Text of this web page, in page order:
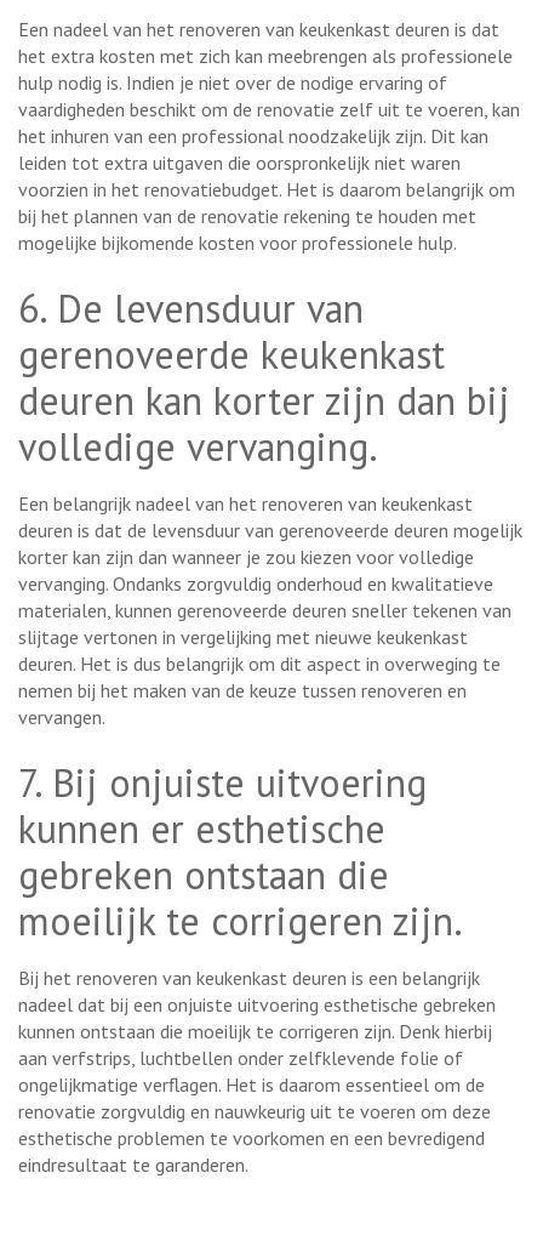
Een nadeel van het renoveren van keukenkast deuren is dat
het extra kosten met zich kan meebrengen als professionele
hulp nodig is. Indien je niet over de nodige ervaring of
vaardigheden beschikt om de renovatie zelf uit te voeren, kan
het inhuren van een professional noodzakelijk zijn. Dit kan
leiden tot extra uitgaven die oorspronkelijk niet waren
voorzien in het renovatiebudget. Het is daarom belangrijk om
bij het plannen van de renovatie rekening te houden met
mogelijke bijkomende kosten voor professionele hulp.
6. De levensduur van
gerenoveerde keukenkast
deuren kan korter zijn dan bij
volledige vervanging.
Een belangrijk nadeel van het renoveren van keukenkast
deuren is dat de levensduur van gerenoveerde deuren mogelijk
korter kan zijn dan wanneer je zou kiezen voor volledige
vervanging. Ondanks zorgvuldig onderhoud en kwalitatieve
materialen, kunnen gerenoveerde deuren sneller tekenen van
slijtage vertonen in vergelijking met nieuwe keukenkast
deuren. Het is dus belangrijk om dit aspect in overweging te
nemen bij het maken van de keuze tussen renoveren en
vervangen.
7. Bij onjuiste uitvoering
kunnen er esthetische
gebreken ontstaan die
moeilijk te corrigeren zijn.
Bij het renoveren van keukenkast deuren is een belangrijk
nadeel dat bij een onjuiste uitvoering esthetische gebreken
kunnen ontstaan die moeilijk te corrigeren zijn. Denk hierbij
aan verfstrips, luchtbellen onder zelfklevende folie of
ongelijkmatige verflagen. Het is daarom essentieel om de
renovatie zorgvuldig en nauwkeurig uit te voeren om deze
esthetische problemen te voorkomen en een bevredigend
eindresultaat te garanderen.